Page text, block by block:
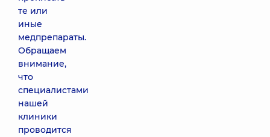
те или
иные
медпрепараты.
Обращаем
внимание,
что
специалистами
нашей
клиники
проводится